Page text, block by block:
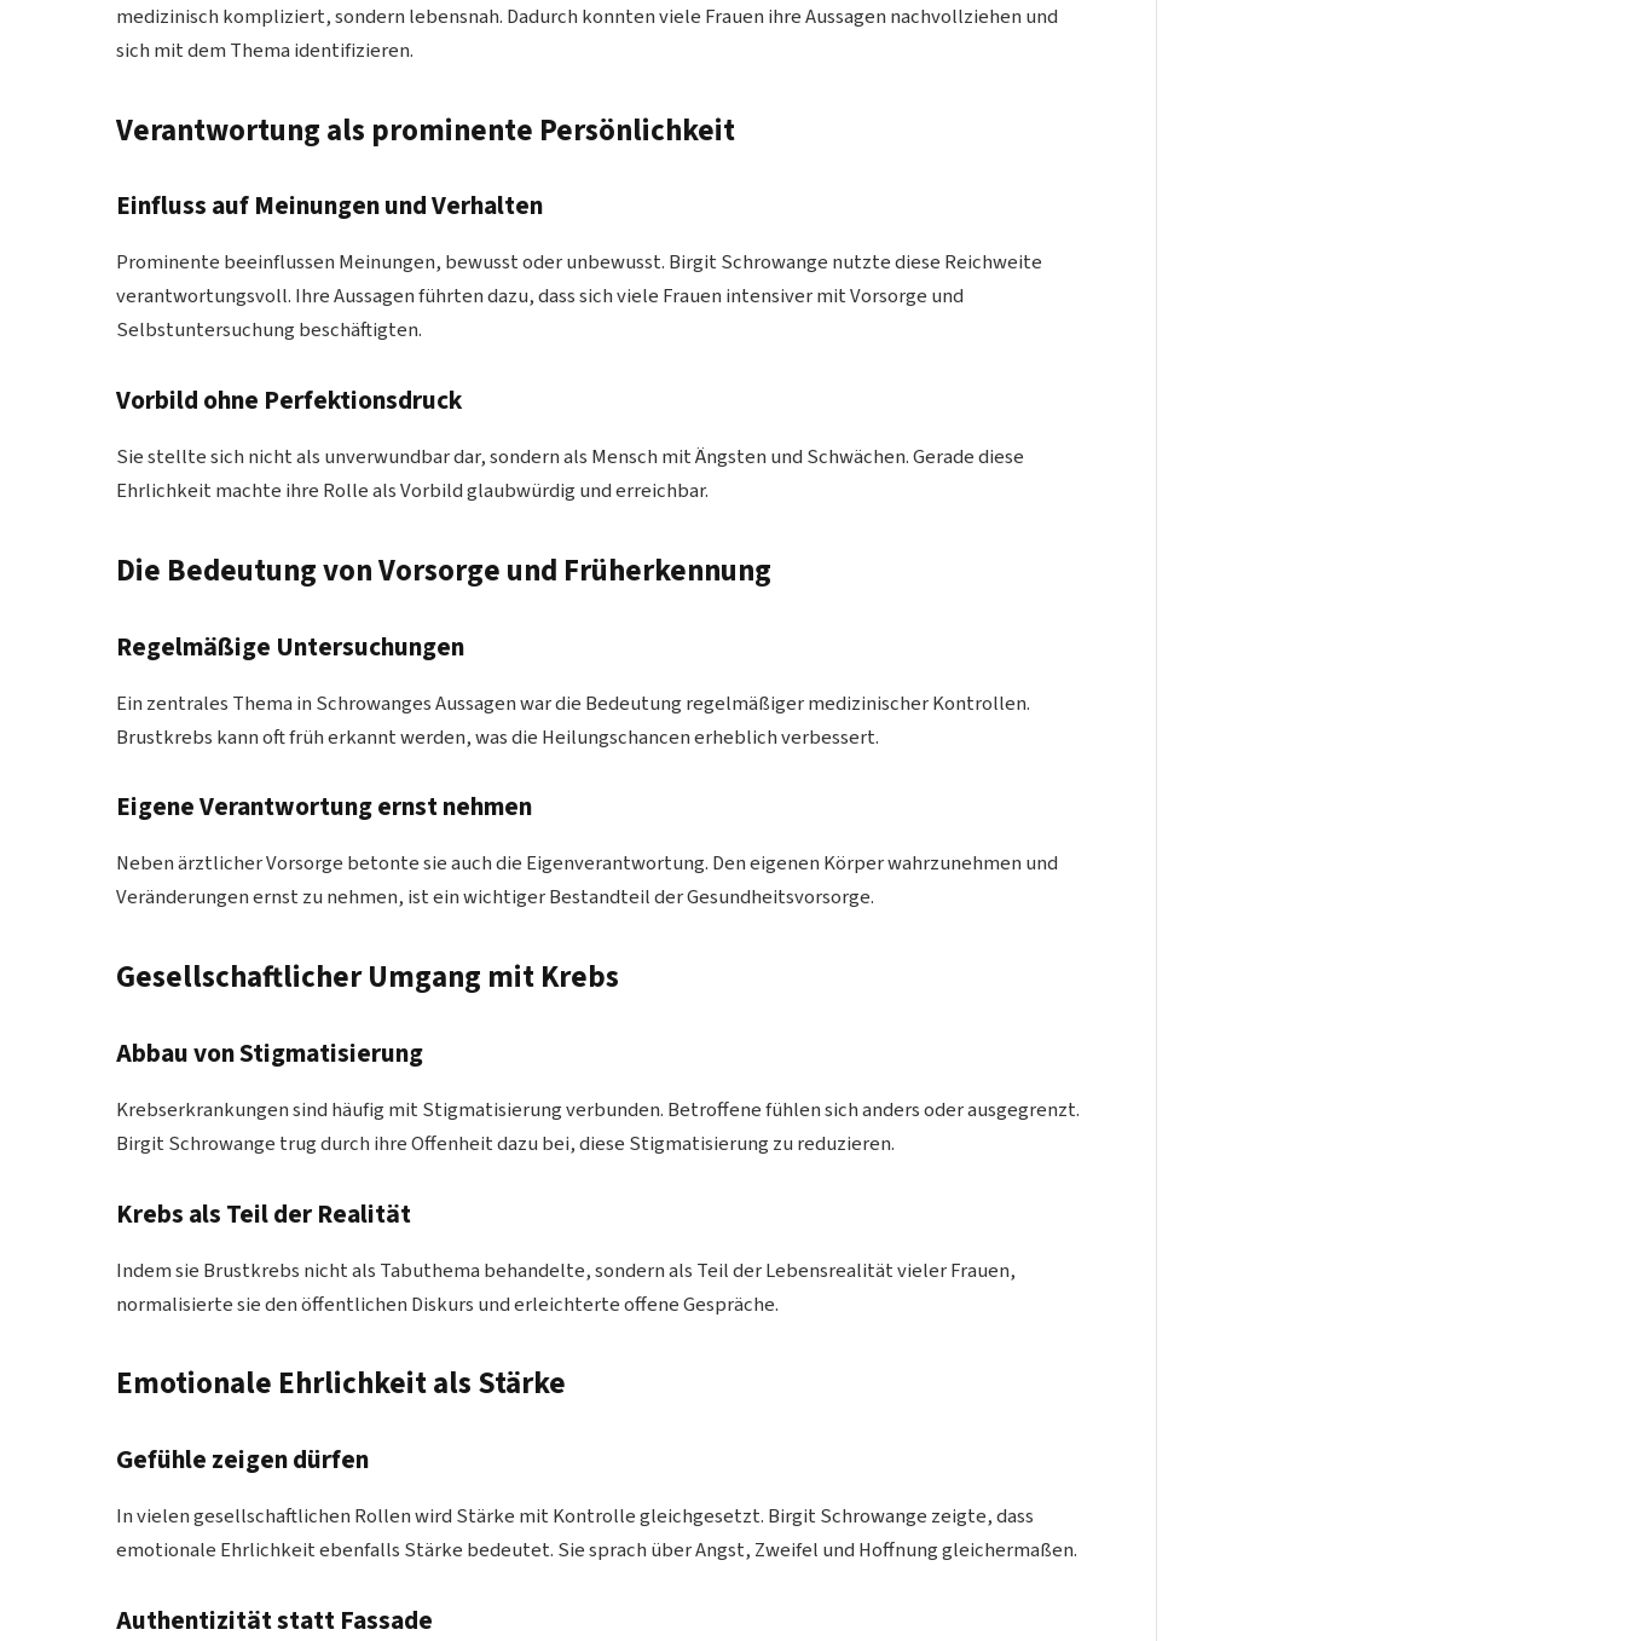
medizinisch kompliziert, sondern lebensnah. Dadurch konnten viele Frauen ihre Aussagen nachvollziehen und
sich mit dem Thema identifizieren.
Verantwortung als prominente Persönlichkeit
Einfluss auf Meinungen und Verhalten
Prominente beeinflussen Meinungen, bewusst oder unbewusst. Birgit Schrowange nutzte diese Reichweite
verantwortungsvoll. Ihre Aussagen führten dazu, dass sich viele Frauen intensiver mit Vorsorge und
Selbstuntersuchung beschäftigten.
Vorbild ohne Perfektionsdruck
Sie stellte sich nicht als unverwundbar dar, sondern als Mensch mit Ängsten und Schwächen. Gerade diese
Ehrlichkeit machte ihre Rolle als Vorbild glaubwürdig und erreichbar.
Die Bedeutung von Vorsorge und Früherkennung
Regelmäßige Untersuchungen
Ein zentrales Thema in Schrowanges Aussagen war die Bedeutung regelmäßiger medizinischer Kontrollen.
Brustkrebs kann oft früh erkannt werden, was die Heilungschancen erheblich verbessert.
Eigene Verantwortung ernst nehmen
Neben ärztlicher Vorsorge betonte sie auch die Eigenverantwortung. Den eigenen Körper wahrzunehmen und
Veränderungen ernst zu nehmen, ist ein wichtiger Bestandteil der Gesundheitsvorsorge.
Gesellschaftlicher Umgang mit Krebs
Abbau von Stigmatisierung
Krebserkrankungen sind häufig mit Stigmatisierung verbunden. Betroffene fühlen sich anders oder ausgegrenzt.
Birgit Schrowange trug durch ihre Offenheit dazu bei, diese Stigmatisierung zu reduzieren.
Krebs als Teil der Realität
Indem sie Brustkrebs nicht als Tabuthema behandelte, sondern als Teil der Lebensrealität vieler Frauen,
normalisierte sie den öffentlichen Diskurs und erleichterte offene Gespräche.
Emotionale Ehrlichkeit als Stärke
Gefühle zeigen dürfen
In vielen gesellschaftlichen Rollen wird Stärke mit Kontrolle gleichgesetzt. Birgit Schrowange zeigte, dass
emotionale Ehrlichkeit ebenfalls Stärke bedeutet. Sie sprach über Angst, Zweifel und Hoffnung gleichermaßen.
Authentizität statt Fassade